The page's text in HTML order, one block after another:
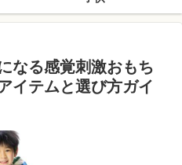
なる感覚刺激おもち
イテムと選び方ガイ